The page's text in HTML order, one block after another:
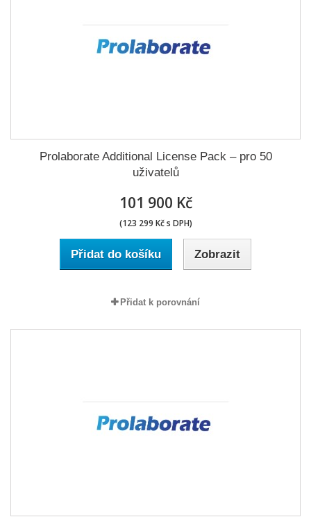
Prolaborate Additional License Pack – pro 50
uživatelů
101 900 Kč
(123 299 Kč s DPH)
Přidat do košíku Zobrazit
Přidat k porovnání